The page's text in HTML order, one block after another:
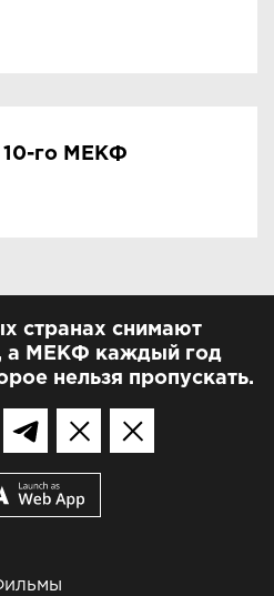
го МЕКФ
странах снимают
а МЕКФ каждый год
нельзя пропускать.